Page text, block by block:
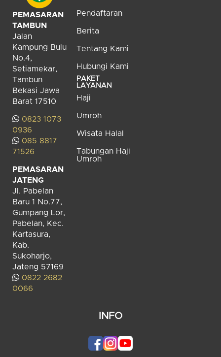
PEMASARAN
TAMBUN
Jalan
Kampung Bulu
No.4,
Setiamekar,
Tambun
Bekasi Jawa
Barat 17510
0823 1073
0936
085 8817
71526
PEMASARAN
JATENG
Jl. Pabelan
Baru 1 No.77,
Gumpang Lor,
Pabelan, Kec.
Kartasura,
Kab.
Sukoharjo,
Jateng 57169
0822 2682
0066
Pendaftaran
Berita
Tentang Kami
Hubungi Kami
PAKET
LAYANAN
Haji
Umroh
Wisata Halal
Tabungan Haji
Umroh
INFO